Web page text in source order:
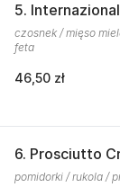
5.
czosnek / mięso
feta
46,50 zł
6. Prosciutto
pomidorki / rukola /